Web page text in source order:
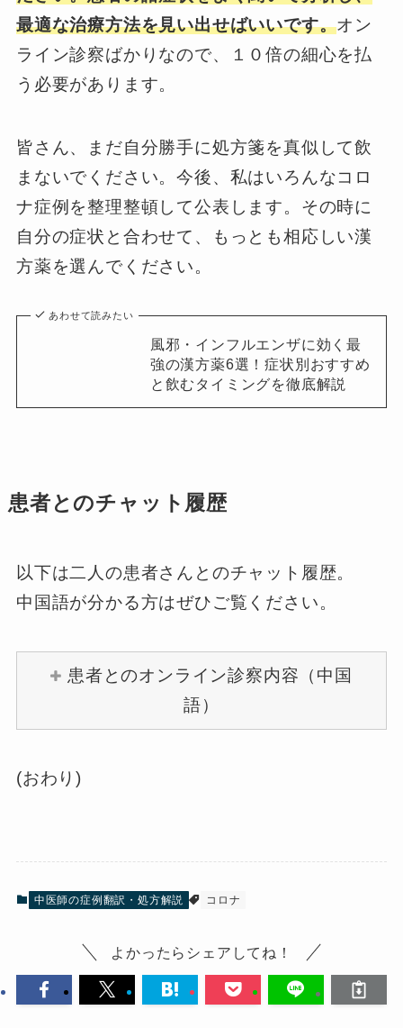
最適な治療方法を見い出せばいいです。オン
ライン診察ばかりなので、１０倍の細心を払
う必要があります。
皆さん、まだ自分勝手に処方箋を真似して飲
まないでください。今後、私はいろんなコロ
ナ症例を整理整頓して公表します。その時に
自分の症状と合わせて、もっとも相応しい漢
方薬を選んでください。
あわせて読みたい
風邪・インフルエンザに効く最
強の漢方薬6選！症状別おすすめ
と飲むタイミングを徹底解説
患者とのチャット履歴
以下は二人の患者さんとのチャット履歴。
中国語が分かる方はぜひご覧ください。
患者とのオンライン診察内容（中国
語）
(おわり)
中医師の症例翻訳・処方解説 コロナ
よかったらシェアしてね！